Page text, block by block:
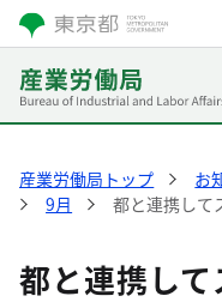
産業労働局トップ お
9月
都と連携して
都と連携し